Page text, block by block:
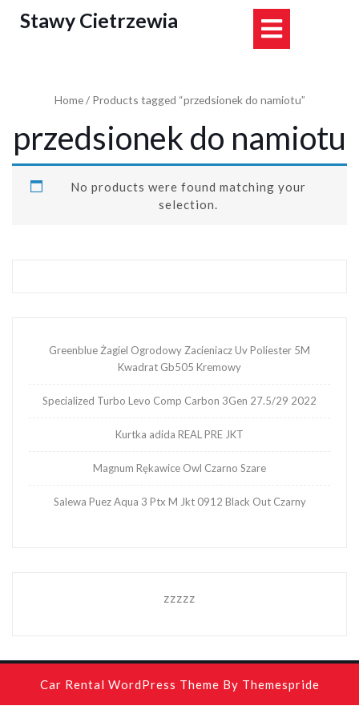
Stawy Cietrzewia
Home/ Products tagged “przedsionek do namiotu”
przedsionek do namiotu
No products were found matching your
selection.
Greenblue Żagiel Ogrodowy Zacieniacz Uv Poliester 5M
Kwadrat Gb505 Kremowy
Specialized Turbo Levo Comp Carbon 3Gen 27.5/29 2022
Kurtka adida REAL PRE JKT
Magnum Rękawice Owl Czarno Szare
Salewa Puez Aqua 3 Ptx M Jkt 0912 Black Out Czarny
zzzzz
Car Rental WordPress Theme By Themespride